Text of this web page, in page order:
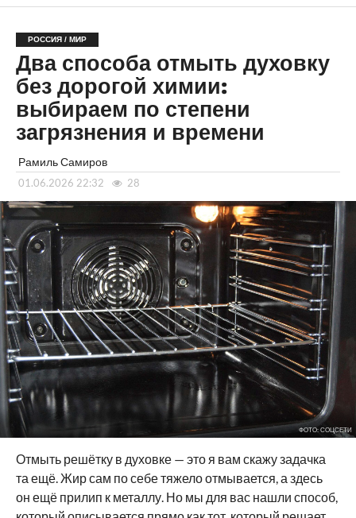
РОССИЯ / МИР
Два способа отмыть духовку
без дорогой химии:
выбираем по степени
загрязнения и времени
Рамиль Самиров
01.06.2026 22:32 28
ФОТО: СОЦСЕТИ
Отмыть решётку в духовке — это я вам скажу задачка
та ещё. Жир сам по себе тяжело отмывается, а здесь
он ещё прилип к металлу. Но мы для вас нашли способ,